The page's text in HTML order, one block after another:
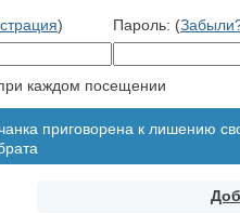
) Пароль: (
каждом посещении
приговорена к лишению